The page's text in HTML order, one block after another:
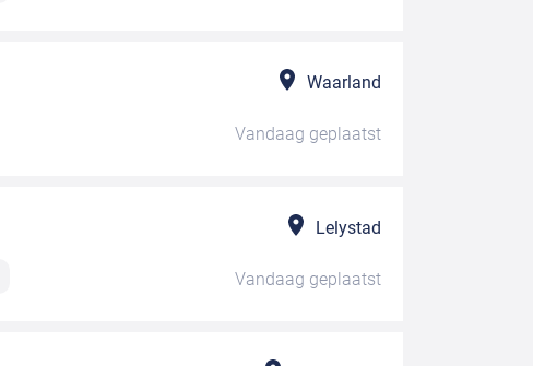
Waarland
Vandaag geplaatst
Lelystad
Vandaag geplaatst